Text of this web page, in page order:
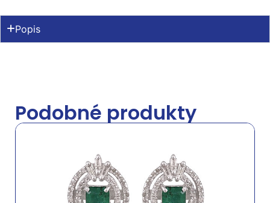
Popis
Podobné produkty